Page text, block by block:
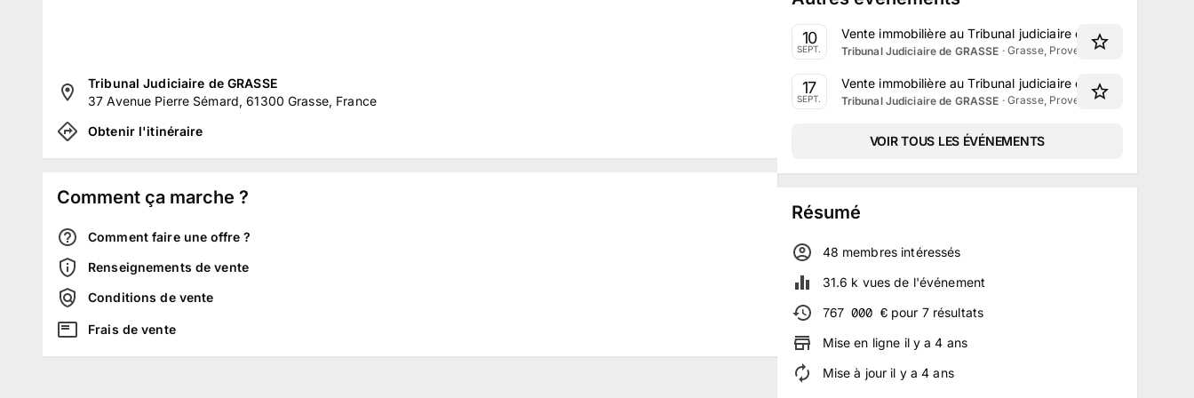
Tribunal Judiciaire de GRASSE
37 Avenue Pierre Sémard, 61300 Grasse, France
Obtenir l'itinéraire
Comment ça marche ?
Comment faire une offre ?
Renseignements de vente
Conditions de vente
Frais de vente
10
SEPT.
Vente immobilière au Tribunal judiciaire de Grasse le 10
Tribunal Judiciaire de GRASSE · Grasse, Provence-Alpes-Côte
17
SEPT.
Vente immobilière au Tribunal judiciaire de Grasse le 17
Tribunal Judiciaire de GRASSE · Grasse, Provence-Alpes-Côte
VOIR TOUS LES ÉVÉNEMENTS
Résumé
48 membresintéressés
31.6 k vues de l'événement
767 000 €pour 7 résultats
Mise en ligne il y a4 ans
Mise à jour il y a4 ans